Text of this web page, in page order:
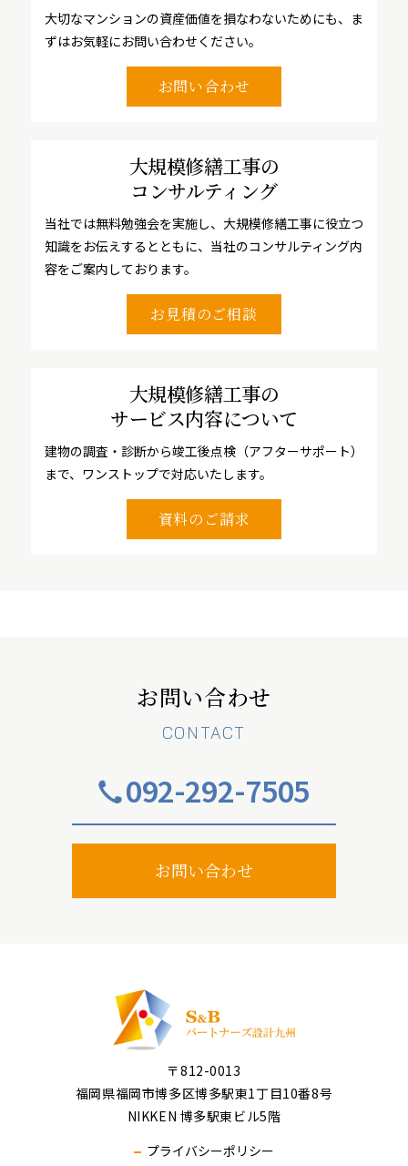
大切なマンションの資産価値を損なわないためにも、ま
ずはお気軽にお問い合わせください。
お問い合わせ
大規模修繕工事の
コンサルティング
当社では無料勉強会を実施し、大規模修繕工事に役立つ
知識をお伝えするとともに、当社のコンサルティング内
容をご案内しております。
お見積のご相談
大規模修繕工事の
サービス内容について
建物の調査・診断から竣工後点検（アフターサポート）
まで、ワンストップで対応いたします。
資料のご請求
お問い合わせ
CONTACT
092-292-7505
お問い合わせ
〒812-0013
福岡県福岡市博多区博多駅東1丁目10番8号
NIKKEN 博多駅東ビル5階
プライバシーポリシー